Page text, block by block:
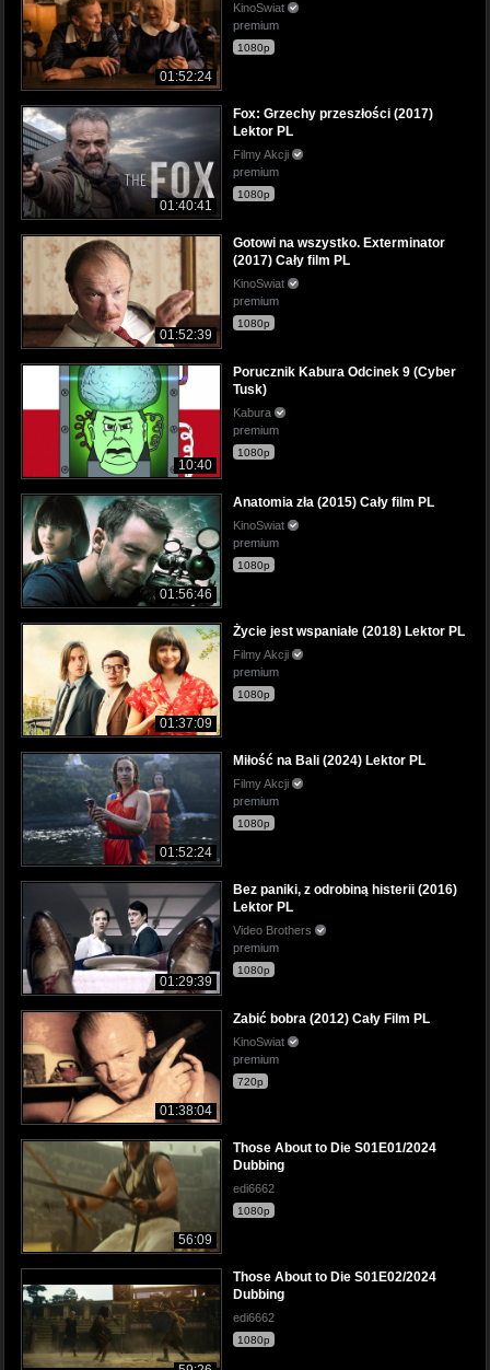
01:52:24
KinoSwiat
premium
1080p
01:40:41
Fox: Grzechy przeszłości (2017)
Lektor PL
Filmy Akcji
premium
1080p
01:52:39
Gotowi na wszystko. Exterminator
(2017) Cały film PL
KinoSwiat
premium
1080p
10:40
Porucznik Kabura Odcinek 9 (Cyber
Tusk)
Kabura
premium
1080p
01:56:46
Anatomia zła (2015) Cały film PL
KinoSwiat
premium
1080p
01:37:09
Życie jest wspaniałe (2018) Lektor PL
Filmy Akcji
premium
1080p
01:52:24
Miłość na Bali (2024) Lektor PL
Filmy Akcji
premium
1080p
01:29:39
Bez paniki, z odrobiną histerii (2016)
Lektor PL
Video Brothers
premium
1080p
01:38:04
Zabić bobra (2012) Cały Film PL
KinoSwiat
premium
720p
56:09
Those About to Die S01E01/2024
Dubbing
edi6662
1080p
Those About to Die S01E02/2024
Dubbing
edi6662
1080p